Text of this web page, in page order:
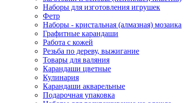
Наборы для изготовления игрушек
Фетр
Наборы - кристальная (алмазная) мозаика
Графитные карандаши
Работа с кожей
Резьба по дереву, выжигание
Товары для валяния
Карандаши цветные
Кулинария
Карандаши акварельные
Подарочная упаковка